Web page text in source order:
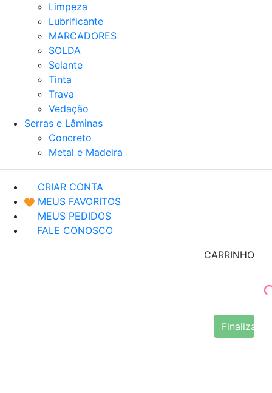
Limpeza
Lubrificante
MARCADORES
SOLDA
Selante
Tinta
Trava
Vedação
Serras e Lâminas
Concreto
Metal e Madeira
CRIAR CONTA
MEUS FAVORITOS
MEUS PEDIDOS
FALE CONOSCO
CARRINHO
Finalizar